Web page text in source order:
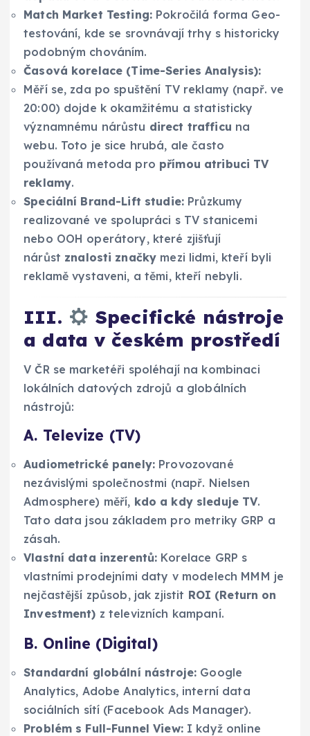
Match Market Testing: Pokročilá forma Geo-
testování, kde se srovnávají trhy s historicky
podobným chováním.
Časová korelace (Time-Series Analysis):
Měří se, zda po spuštění TV reklamy (např. ve
20:00) dojde k okamžitému a statisticky
významnému nárůstu direct trafficu na
webu. Toto je sice hrubá, ale často
používaná metoda pro přímou atribuci TV
reklamy.
Speciální Brand-Lift studie: Průzkumy
realizované ve spolupráci s TV stanicemi
nebo OOH operátory, které zjišťují
nárůst znalosti značky mezi lidmi, kteří byli
reklamě vystaveni, a těmi, kteří nebyli.
III.
Specifické nástroje
a data v českém prostředí
V ČR se marketéři spoléhají na kombinaci
lokálních datových zdrojů a globálních
nástrojů:
A. Televize (TV)
Audiometrické panely: Provozované
nezávislými společnostmi (např. Nielsen
Admosphere) měří, kdo a kdy sleduje TV.
Tato data jsou základem pro metriky GRP a
zásah.
Vlastní data inzerentů: Korelace GRP s
vlastními prodejními daty v modelech MMM je
nejčastější způsob, jak zjistit ROI (Return on
Investment) z televizních kampaní.
B. Online (Digital)
Standardní globální nástroje: Google
Analytics, Adobe Analytics, interní data
sociálních sítí (Facebook Ads Manager).
Problém s Full-Funnel View:I když online